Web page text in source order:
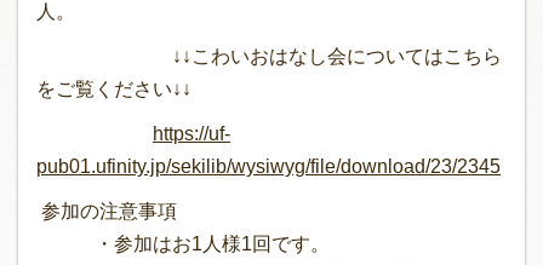
人。
↓↓こわいおはなし会についてはこちら
をご覧ください↓↓
https://uf-
pub01.ufinity.jp/sekilib/wysiwyg/file/download/23/2345
参加の注意事項
・参加はお1人様1回です。